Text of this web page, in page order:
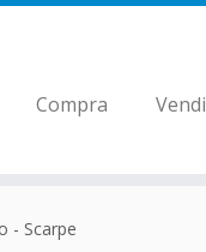
Compra Vendi
- Scarpe